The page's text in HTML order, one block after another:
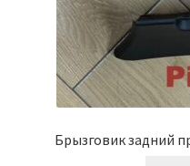
Брызговик задний